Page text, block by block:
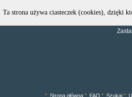
" Strona główna " FAQ " Szukaj "
Ta strona używa ciasteczek (cookies), dzięki